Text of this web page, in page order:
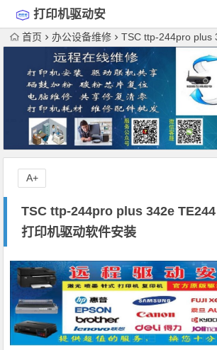
打印机驱动安
装首页 办公设备维修 TSC ttp-244pro plus 342e TE244
TSC ttp-244pro plus 342e
打印机驱动软件安装
A+